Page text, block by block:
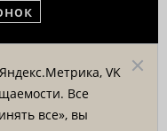
сайте
ознакомления и
VK
Все
все», вы